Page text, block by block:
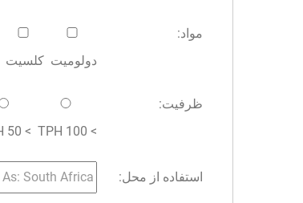
مواد:
دولومیت کلسیت
ظرفیت:
> 100 TPH
> 50 TPH
استفاده از محل: